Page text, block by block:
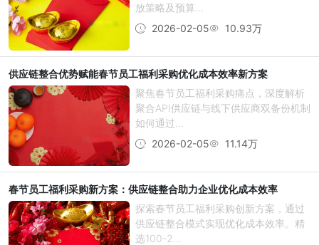
放策略及预算...
2026-02-05
10.93万
供应链整合优势赋能春节员工福利采购优化成本效率新方案
聚焦春节员工福利采购痛点，深度解析
聚合API供应链与线下供应商双备份机制
如何通过...
2026-02-05
11.14万
春节员工福利采购新方案：供应链整合助力企业优化成本效率
探索春节员工福利采购创新方案，通过
供应链整合模式实现优化成本效率。精
选100-2...